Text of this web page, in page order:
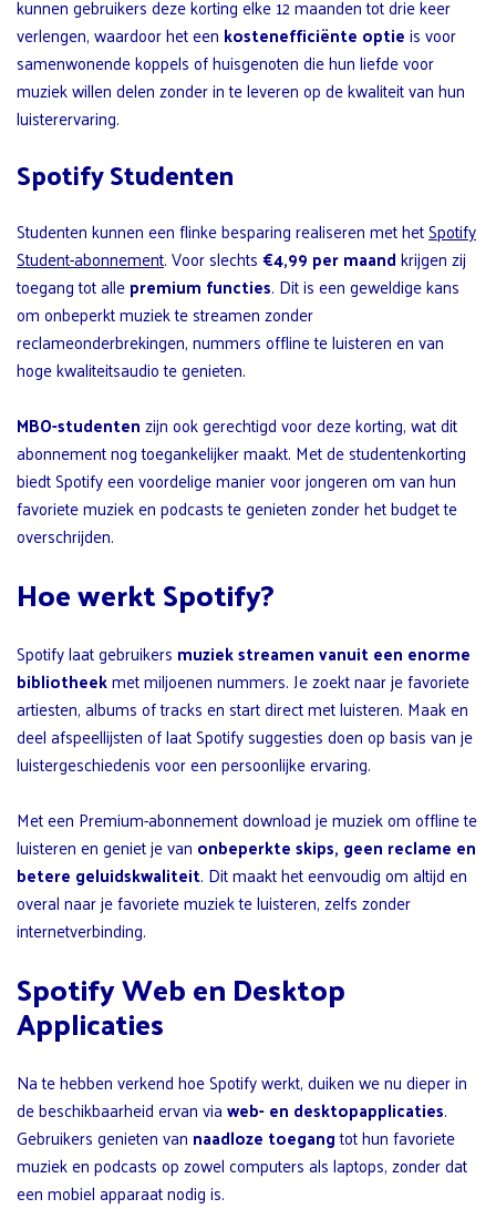
kunnen gebruikers deze korting elke 12 maanden tot drie keer
verlengen, waardoor het een kostenefficiënte optieis voor
samenwonende koppels of huisgenoten die hun liefde voor
muziek willen delen zonder in te leveren op de kwaliteit van hun
luisterervaring.
Spotify Studenten
Studenten kunnen een flinke besparing realiseren met hetSpotify
Student-abonnement. Voor slechts€4,99 per maandkrijgen zij
toegang tot allepremium functies. Dit is een geweldige kans
om onbeperkt muziek te streamen zonder
reclameonderbrekingen, nummers offline te luisteren en van
hoge kwaliteitsaudio te genieten.
MBO-studentenzijn ook gerechtigd voor deze korting, wat dit
abonnement nog toegankelijker maakt. Met de studentenkorting
biedt Spotify een voordelige manier voor jongeren om van hun
favoriete muziek en podcasts te genieten zonder het budget te
overschrijden.
Hoe werkt Spotify?
Spotify laat gebruikers muziek streamen vanuit een enorme
bibliotheekmet miljoenen nummers. Je zoekt naar je favoriete
artiesten, albums of tracks en start direct met luisteren. Maak en
deel afspeellijsten of laat Spotify suggesties doen op basis van je
luistergeschiedenis voor een persoonlijke ervaring.
Met een Premium-abonnement download je muziek om offline te
luisteren en geniet je van onbeperkte skips, geen reclame en
betere geluidskwaliteit. Dit maakt het eenvoudig om altijd en
overal naar je favoriete muziek te luisteren, zelfs zonder
internetverbinding.
Spotify Web en Desktop
Applicaties
Na te hebben verkend hoe Spotify werkt, duiken we nu dieper in
de beschikbaarheid ervan viaweb- en desktopapplicaties.
Gebruikers genieten van naadloze toegangtot hun favoriete
muziek en podcasts op zowel computers als laptops, zonder dat
een mobiel apparaat nodig is.